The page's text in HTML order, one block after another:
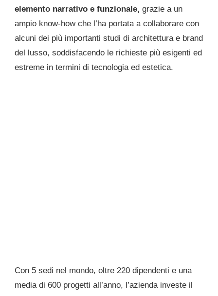
elemento narrativo e funzionale, grazie a un
ampio know-how che l’ha portata a collaborare con
alcuni dei più importanti studi di architettura e brand
del lusso, soddisfacendo le richieste più esigenti ed
estreme in termini di tecnologia ed estetica.
Con 5 sedi nel mondo, oltre 220 dipendenti e una
media di 600 progetti all’anno, l’azienda investe il